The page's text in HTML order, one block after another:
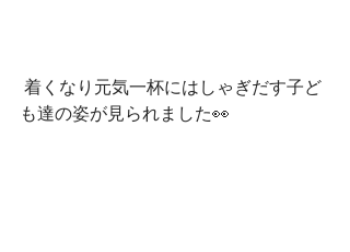
も達の姿が見られました👀